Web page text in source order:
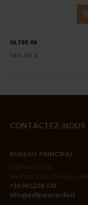
OLTRE 06
140,00 €
CONTACTEZ-NOUS
BUREAU PRINCIPAL
+39.06.52.58.330
info@edilparatiacilia.it